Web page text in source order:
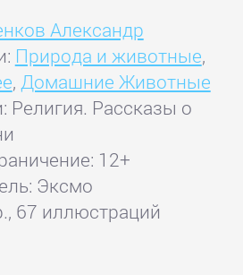
Александр
Природа и животные,
, Домашние Животные
Религия. Рассказы о
12+
Эксмо
67 иллюстраций